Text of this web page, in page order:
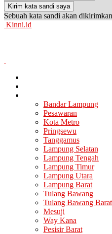
Sebuah kata sandi akan
Kinni.id
Bandar Lampung
Pesawaran
Kota Metro
Pringsewu
Tanggamus
Lampung Selatan
Lampung Tengah
Lampung Timur
Lampung Utara
Lampung Barat
Tulang Bawang
Tulang Bawang Barat
Mesuji
Way Kana
Pesisir Barat